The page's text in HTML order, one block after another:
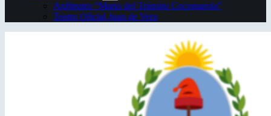
Anfiteatro “Mario del Tránsito Cocomarola”
Teatro Oficial Juan de Vera